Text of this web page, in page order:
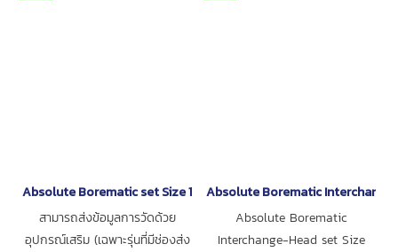
Absolute Borematic set Size 12-25mm
สามารถส่งข้อมูลการวัดด้วย
อุปกรณ์เสริม (เฉพาะรุ่นที่มีช่องส่ง
Absolute Borematic
Absolute Borematic
Interchange-Head set Size